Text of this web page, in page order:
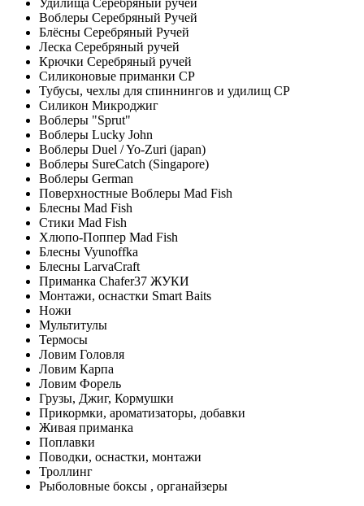
Воблеры Серебряный Ручей
Блёсны Серебряный Ручей
Леска Серебряный ручей
Крючки Серебряный ручей
Силиконовые приманки СР
Тубусы, чехлы для спиннингов и удилищ СР
Силикон Микроджиг
Воблеры "Sprut"
Воблеры Lucky John
Воблеры Duel / Yo-Zuri (japan)
Воблеры SureCatch (Singapore)
Воблеры German
Поверхностные Воблеры Mad Fish
Блесны Mad Fish
Стики Mad Fish
Хлюпо-Поппер Mad Fish
Блесны Vyunoffka
Блесны LarvaCraft
Приманка Chafer37 ЖУКИ
Монтажи, оснастки Smart Baits
Ножи
Мультитулы
Термосы
Ловим Головля
Ловим Карпа
Ловим Форель
Грузы, Джиг, Кормушки
Прикормки, ароматизаторы, добавки
Живая приманка
Поплавки
Поводки, оснастки, монтажи
Троллинг
Рыболовные боксы , органайзеры